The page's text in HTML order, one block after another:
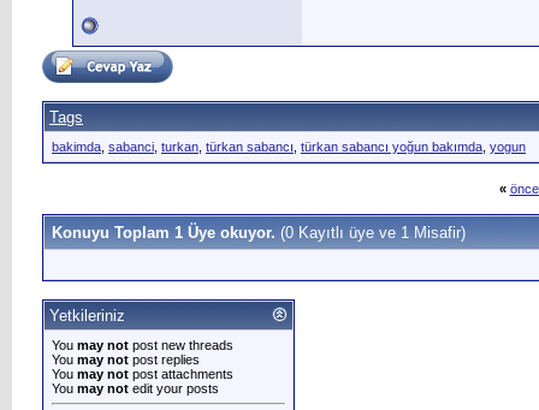
Tags
bakimda sabanci turkan türkan sabancı türkan sabancı yoğun bakımda yogun
«
Konuyu Toplam 1 Üye okuyor. (0 Kayıtlı üye ve 1 Misafir)
Yetkileriniz
You may not post new threads
You may not post replies
You may not post attachments
You may not edit your posts